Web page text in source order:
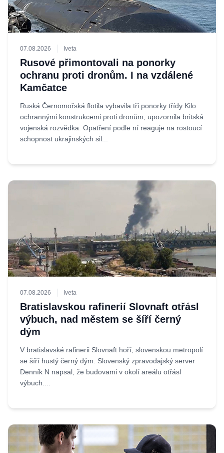
07.08.2026 Iveta
Rusové přimontovali na ponorky
ochranu proti dronům. I na vzdálené
Kamčatce
Ruská Černomořská flotila vybavila tři ponorky třídy Kilo
ochrannými konstrukcemi proti dronům, upozornila britská
vojenská rozvědka. Opatření podle ní reaguje na rostoucí
schopnost ukrajinských sil...
07.08.2026 Iveta
Bratislavskou rafinerií Slovnaft otřásl
výbuch, nad městem se šíří černý
dým
V bratislavské rafinerii Slovnaft hoří, slovenskou metropolí
se šíří hustý černý dým. Slovenský zpravodajský server
Denník N napsal, že budovami v okolí areálu otřásl
výbuch....